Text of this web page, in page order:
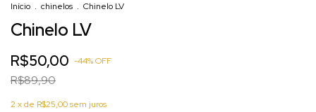
Início . chinelos . Chinelo LV
Chinelo LV
R$50,00 -44%OFF
R$89,90
2 x de R$25,00sem juros